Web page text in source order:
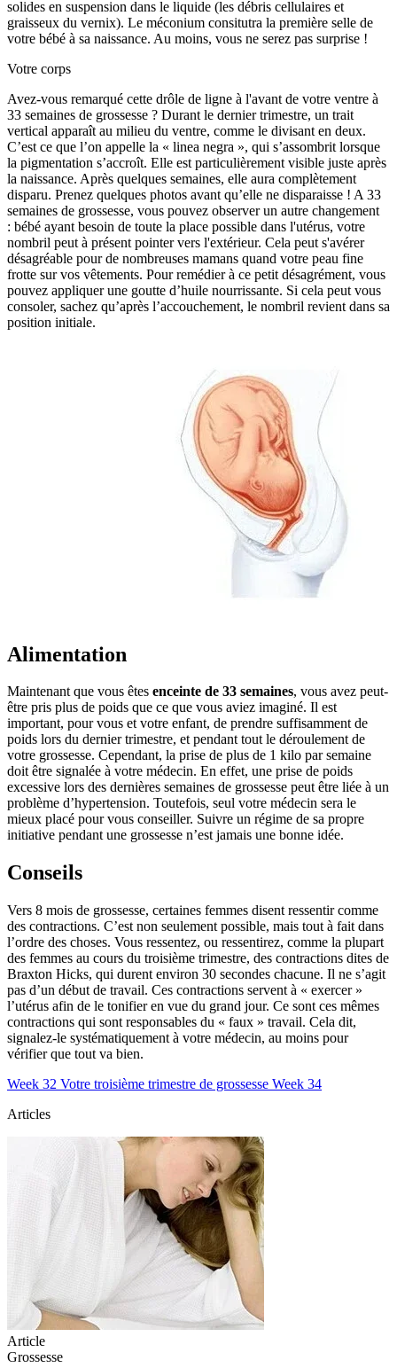
solides en suspension dans le liquide (les débris cellulaires et
graisseux du vernix). Le méconium consitutra la première selle de
votre bébé à sa naissance. Au moins, vous ne serez pas surprise !
Votre corps
Avez-vous remarqué cette drôle de ligne à l'avant de votre ventre à
33 semaines de grossesse ? Durant le dernier trimestre, un trait
vertical apparaît au milieu du ventre, comme le divisant en deux.
C’est ce que l’on appelle la « linea negra », qui s’assombrit lorsque
la pigmentation s’accroît. Elle est particulièrement visible juste après
la naissance. Après quelques semaines, elle aura complètement
disparu. Prenez quelques photos avant qu’elle ne disparaisse ! A 33
semaines de grossesse, vous pouvez observer un autre changement
: bébé ayant besoin de toute la place possible dans l'utérus, votre
nombril peut à présent pointer vers l'extérieur. Cela peut s'avérer
désagréable pour de nombreuses mamans quand votre peau fine
frotte sur vos vêtements. Pour remédier à ce petit désagrément, vous
pouvez appliquer une goutte d’huile nourrissante. Si cela peut vous
consoler, sachez qu’après l’accouchement, le nombril revient dans sa
position initiale.
Alimentation
Maintenant que vous êtes enceinte de 33 semaines, vous avez peut-
être pris plus de poids que ce que vous aviez imaginé. Il est
important, pour vous et votre enfant, de prendre suffisamment de
poids lors du dernier trimestre, et pendant tout le déroulement de
votre grossesse. Cependant, la prise de plus de 1 kilo par semaine
doit être signalée à votre médecin. En effet, une prise de poids
excessive lors des dernières semaines de grossesse peut être liée à un
problème d’hypertension. Toutefois, seul votre médecin sera le
mieux placé pour vous conseiller. Suivre un régime de sa propre
initiative pendant une grossesse n’est jamais une bonne idée.
Conseils
Vers 8 mois de grossesse, certaines femmes disent ressentir comme
des contractions. C’est non seulement possible, mais tout à fait dans
l’ordre des choses. Vous ressentez, ou ressentirez, comme la plupart
des femmes au cours du troisième trimestre, des contractions dites de
Braxton Hicks, qui durent environ 30 secondes chacune. Il ne s’agit
pas d’un début de travail. Ces contractions servent à « exercer »
l’utérus afin de le tonifier en vue du grand jour. Ce sont ces mêmes
contractions qui sont responsables du « faux » travail. Cela dit,
signalez-le systématiquement à votre médecin, au moins pour
vérifier que tout va bien.
Week 32 Votre troisième trimestre de grossesse Week 34
Articles
Article
Grossesse